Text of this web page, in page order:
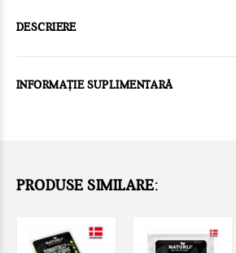
DESCRIERE
INFORMAȚIE SUPLIMENTARĂ
PRODUSE SIMILARE: